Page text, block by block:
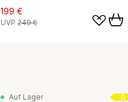
199 €
UVP 249 €
D
Auf Lager